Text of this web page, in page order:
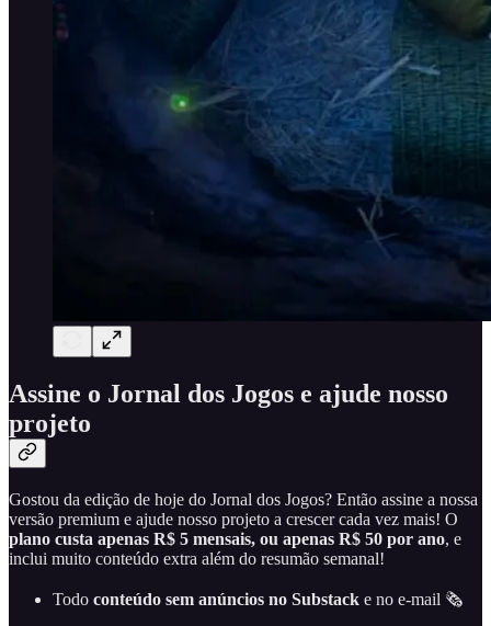
Assine o Jornal dos Jogos e ajude nosso
projeto
Gostou da edição de hoje do Jornal dos Jogos? Então assine a nossa
versão premium e ajude nosso projeto a crescer cada vez mais! O
plano custa apenas R$ 5 mensais, ou apenas R$ 50 por ano, e
inclui muito conteúdo extra além do resumão semanal!
Todo conteúdo sem anúncios no Substack e no e-mail 🗞️